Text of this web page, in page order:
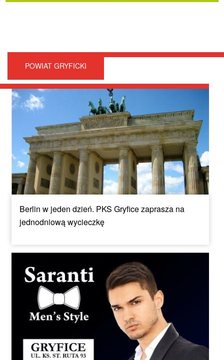
POWIAT GRYFICKI
Berlin w jeden dzień. PKS Gryfice zaprasza na
jednodniową wycieczkę